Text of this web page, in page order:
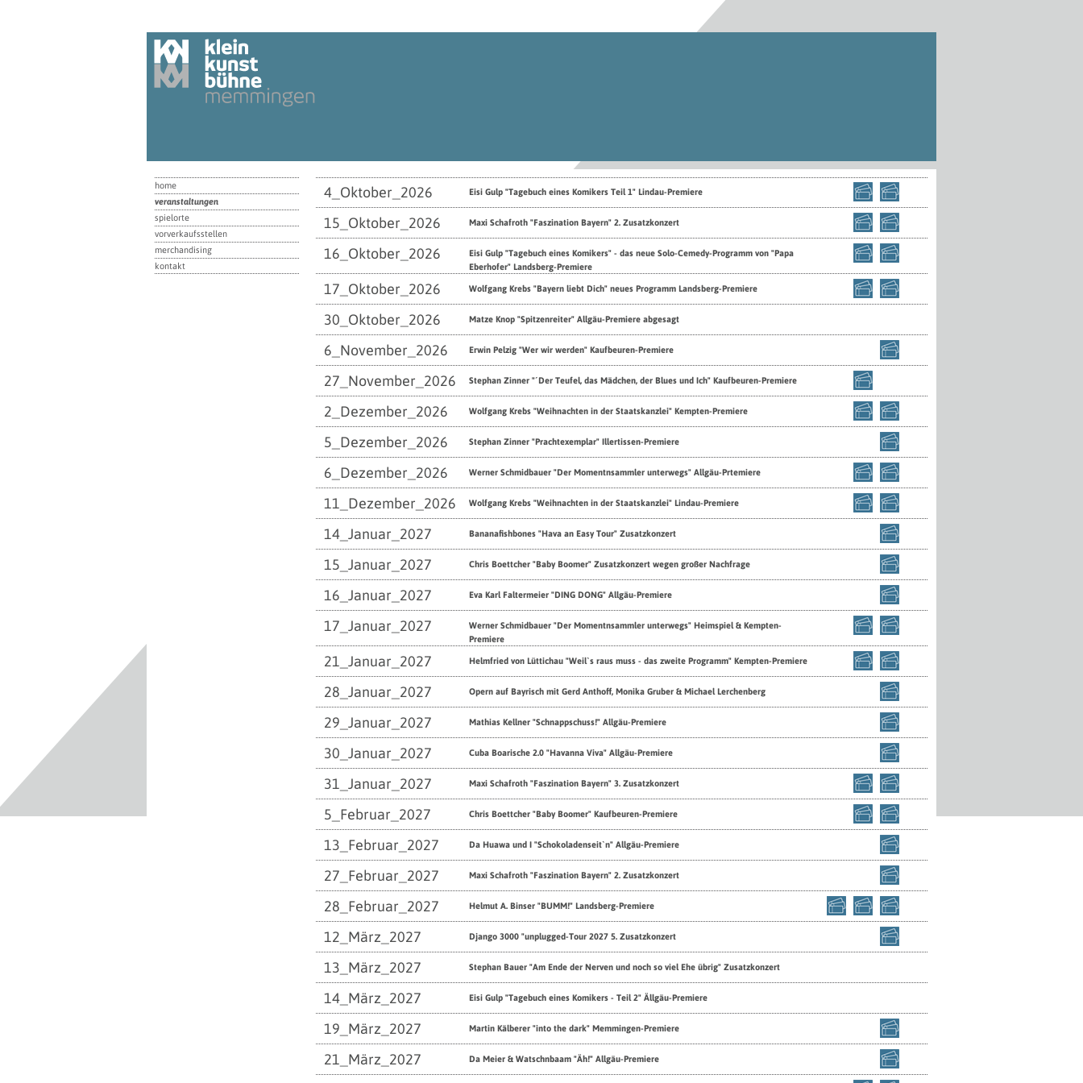
home
veranstaltungen
spielorte
vorverkaufsstellen
merchandising
kontakt
4_Oktober_2026 Eisi Gulp "Tagebuch eines Komikers Teil 1" Lindau-Premiere
15_Oktober_2026 Maxi Schafroth "Faszination Bayern" 2. Zusatzkonzert
16_Oktober_2026
Eisi Gulp "Tagebuch eines Komikers" - das neue Solo-Cemedy-Programm von "Papa
Eberhofer" Landsberg-Premiere
17_Oktober_2026 Wolfgang Krebs "Bayern liebt Dich" neues Programm Landsberg-Premiere
30_Oktober_2026 Matze Knop "Spitzenreiter" Allgäu-Premiere abgesagt
6_November_2026 Erwin Pelzig "Wer wir werden" Kaufbeuren-Premiere
27_November_2026 Stephan Zinner "´Der Teufel, das Mädchen, der Blues und Ich" Kaufbeuren-Premiere
2_Dezember_2026 Wolfgang Krebs "Weihnachten in der Staatskanzlei" Kempten-Premiere
5_Dezember_2026 Stephan Zinner "Prachtexemplar" Illertissen-Premiere
6_Dezember_2026 Werner Schmidbauer "Der Momentnsammler unterwegs" Allgäu-Prtemiere
11_Dezember_2026 Wolfgang Krebs "Weihnachten in der Staatskanzlei" Lindau-Premiere
14_Januar_2027 Bananafishbones "Hava an Easy Tour" Zusatzkonzert
15_Januar_2027 Chris Boettcher "Baby Boomer" Zusatzkonzert wegen großer Nachfrage
16_Januar_2027 Eva Karl Faltermeier "DING DONG" Allgäu-Premiere
17_Januar_2027
Werner Schmidbauer "Der Momentnsammler unterwegs" Heimspiel & Kempten-
Premiere
21_Januar_2027 Helmfried von Lüttichau "Weil`s raus muss - das zweite Programm" Kempten-Premiere
28_Januar_2027 Opern auf Bayrisch mit Gerd Anthoff, Monika Gruber & Michael Lerchenberg
29_Januar_2027 Mathias Kellner "Schnappschuss!" Allgäu-Premiere
30_Januar_2027 Cuba Boarische 2.0 "Havanna Viva" Allgäu-Premiere
31_Januar_2027 Maxi Schafroth "Faszination Bayern" 3. Zusatzkonzert
5_Februar_2027 Chris Boettcher "Baby Boomer" Kaufbeuren-Premiere
13_Februar_2027 Da Huawa und I "Schokoladenseit`n" Allgäu-Premiere
27_Februar_2027 Maxi Schafroth "Faszination Bayern" 2. Zusatzkonzert
28_Februar_2027 Helmut A. Binser "BUMM!" Landsberg-Premiere
12_März_2027 Django 3000 "unplugged-Tour 2027 5. Zusatzkonzert
13_März_2027 Stephan Bauer "Am Ende der Nerven und noch so viel Ehe übrig" Zusatzkonzert
14_März_2027 Eisi Gulp "Tagebuch eines Komikers - Teil 2" Ällgäu-Premiere
19_März_2027 Martin Kälberer "into the dark" Memmingen-Premiere
21_März_2027 Da Meier & Watschnbaam "Äh!" Allgäu-Premiere